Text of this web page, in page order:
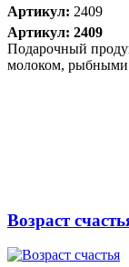
Артикул: 2409
Артикул: 2409
Подарочный
молоком,
Возраст